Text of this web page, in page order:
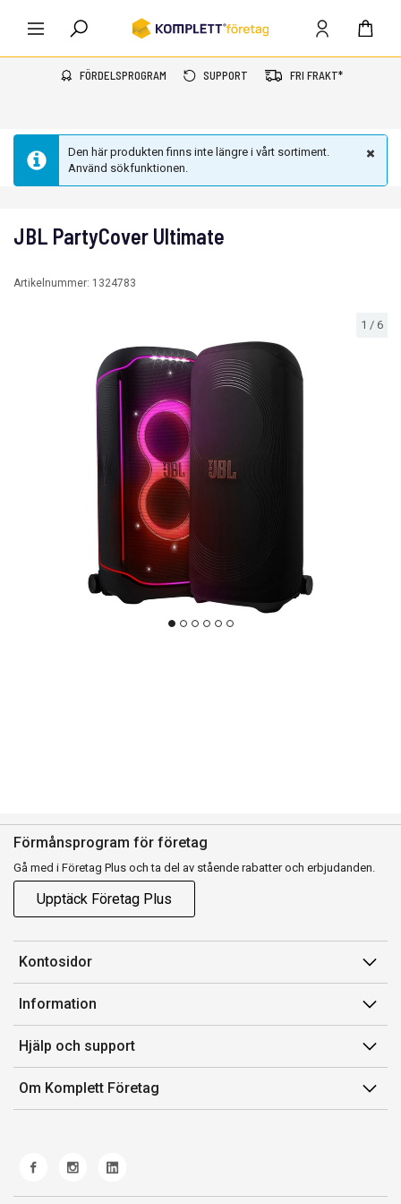
FÖRDELSPROGRAM SUPPORT FRI FRAKT*
Den här produkten finns inte längre i vårt sortiment.
Använd sökfunktionen.
1 / 6
JBL PartyCover Ultimate
Artikelnummer: 1324783
Förmånsprogram för företag
Gå med i Företag Plus och ta del av stående rabatter och erbjudanden.
Upptäck Företag Plus
Kontosidor
Mina sidor
Orderhistorik
Fakturor & Kvitton
Inköpslistor
Information
Försäljningsvillkor
Villkor för Komplett Företag Plus
Felsökning & guider
Hjälp och support
Kontakta oss
Kundservice
Frakt och leverans
Om Komplett Företag